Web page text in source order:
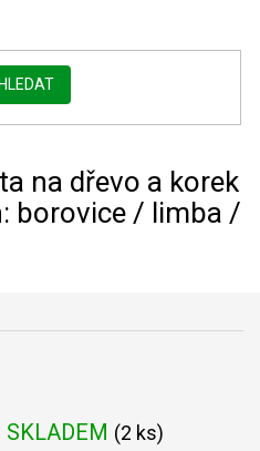
HLEDAT
na dřevo a korek
borovice / limba /
SKLADEM (2 ks)